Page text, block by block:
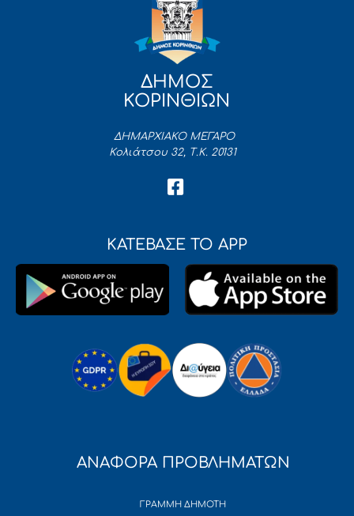
ΔΗΜΟΣ
ΚΟΡΙΝΘΙΩΝ
ΔΗΜΑΡΧΙΑΚΟ ΜΕΓΑΡΟ
Κολιάτσου 32, Τ.Κ. 20131
ΚΑΤΕΒΑΣΕ ΤΟ APP
ΑΝΑΦΟΡΑ ΠΡΟΒΛΗΜΑΤΩΝ
ΓΡΑΜΜΗ ΔΗΜΟΤΗ